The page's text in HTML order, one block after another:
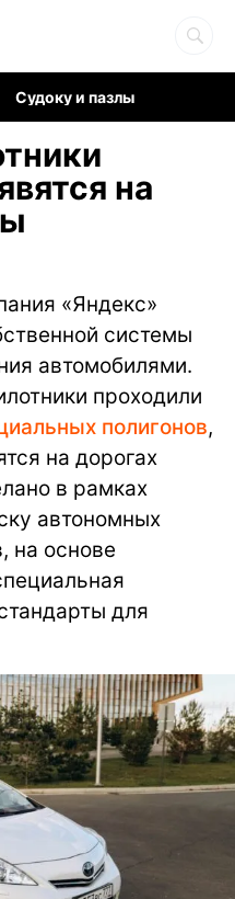
Судоку и пазлы
на
«Яндекс»
системы
автомобилями.
проходили
полигонов,
на дорогах
в рамках
автономных
на основе
для